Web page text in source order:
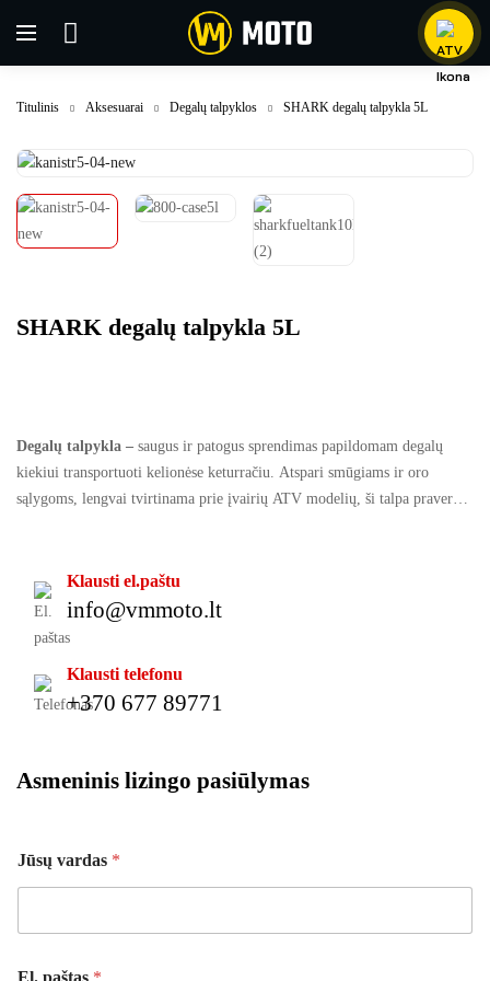
Titulinis Aksesuarai Degalų talpyklos SHARK degalų talpykla 5L
SHARK degalų talpykla 5L
Degalų talpykla – saugus ir patogus sprendimas papildomam degalų
kiekiui transportuoti kelionėse keturračiu. Atspari smūgiams ir oro
sąlygoms, lengvai tvirtinama prie įvairių ATV modelių, ši talpa praverčia
Klausti el.paštu
info@vmmoto.lt
Klausti telefonu
+370 677 89771
Asmeninis lizingo pasiūlymas
Jūsų vardas *
El. paštas *